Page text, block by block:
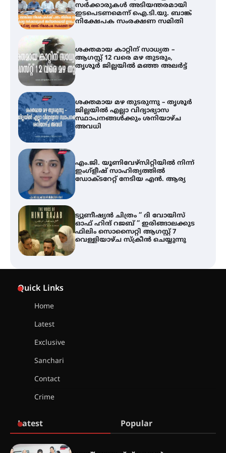
സർക്കാരുകൾ അടിയന്തരമായി
ഇടപെടണമെന്ന് ഐ.ടി.യു. ബാങ്ക്
നിക്ഷേപക സംരക്ഷണ സമിതി
ശക്തമായ കാറ്റിന് സാധ്യത –
ആഗസ്റ്റ് 12 വരെ മഴ തുടരും,
തൃശൂർ ജില്ലയിൽ മഞ്ഞ അലർട്ട്
ശക്തമായ മഴ തുടരുന്നു – തൃശൂർ
ജില്ലയിൽ എല്ലാ വിദ്യാഭ്യാസ
സ്ഥാപനങ്ങൾക്കും ശനിയാഴ്ച
അവധി
എം.ജി. യൂണിവേഴ്‌സിറ്റിയിൽ നിന്ന്
ഇംഗ്ളീഷ് സാഹിത്യത്തിൽ
ഡോക്ടറേറ്റ് നേടിയ എൻ. ആര്യ
ട്യുണീഷ്യൻ ചിത്രം ” ദി വോയിസ്
ഓഫ് ഹിന്ദ് റജബ് ” ഇരിങ്ങാലക്കുട
ഫിലിം സൊസൈറ്റി ആഗസ്റ്റ് 7
വെള്ളിയാഴ്ച സ്‌ക്രീൻ ചെയ്യുന്നു
ജില്ലയിൽ എല്ലാ വിദ്യാഭ്യാസ
Quick Links
Home
Latest
Exclusive
Sanchari
Contact
Crime
Latest Popular